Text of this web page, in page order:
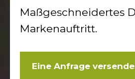
Maßgeschneidertes
Markenauftritt.
Eine Anfrage